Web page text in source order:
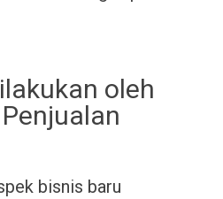
oleh
bisnis baru